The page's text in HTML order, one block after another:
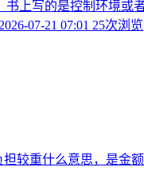
书上写的是控制环境或
2026-07-21 07:01 25次浏览
较重什么意思，是金